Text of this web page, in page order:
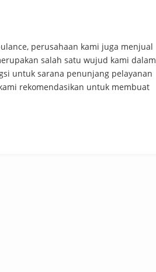
perusahaan kami juga menjual
salah satu wujud kami dalam
untuk sarana penunjang pelayanan
rekomendasikan untuk membuat